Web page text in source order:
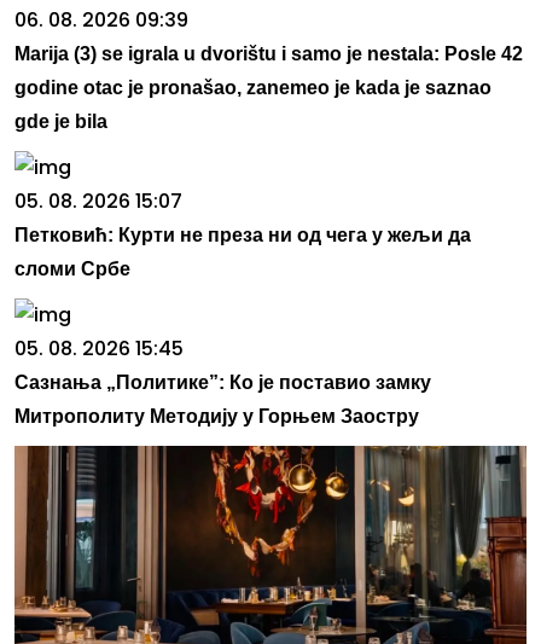
06. 08. 2026 09:39
Marija (3) se igrala u dvorištu i samo je nestala: Posle 42
godine otac je pronašao, zanemeo je kada je saznao
gde je bila
05. 08. 2026 15:07
Петковић: Курти не преза ни од чега у жељи да
сломи Србе
05. 08. 2026 15:45
Сазнања „Политике”: Ко је поставио замку
Митрополиту Методију у Горњем Заостру